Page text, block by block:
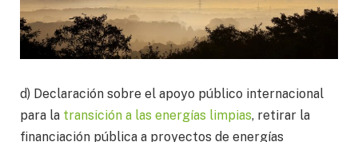
d) Declaración sobre el apoyo público internacional
para la transición a las energías limpias, retirar la
financiación pública a proyectos de energías